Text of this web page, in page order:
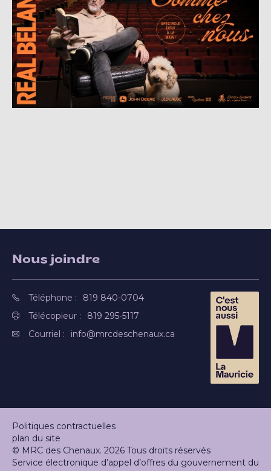
Nous joindre
Téléphone :
819 840-0704
Télécopieur :
819 295-5117
Courriel :
info@mrcdeschenaux.ca
Politiques contractuelles
plan du site
© MRC des Chenaux. 2026 Tous droits réservés
Service électronique d’appel d’offres du gouvernement du